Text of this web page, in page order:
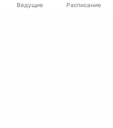
Ведущие Расписание